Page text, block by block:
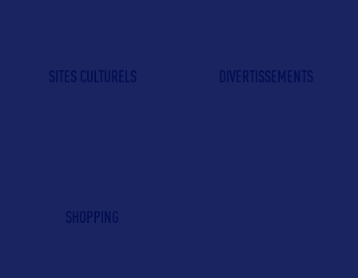
SITES CULTURELS DIVERTISSEMENTS
SHOPPING